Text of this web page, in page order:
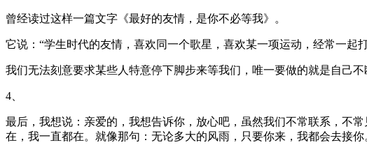
曾经读过这样一篇文字《最好的友情，是你不必等我》。
它说：“学生时代的友情，喜欢同一个歌星，喜欢某一项运动，经常一起
我们无法刻意要求某些人特意停下脚步来等我们，唯一要做的就是自己
4、
最后，我想说：亲爱的，我想告诉你，放心吧，虽然我们不常联系，不
在，我一直都在。就像那句：无论多大的风雨，只要你来，我都会去接